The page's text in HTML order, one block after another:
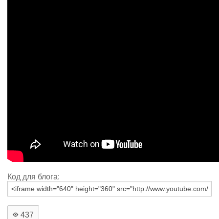
Код для блога:
437